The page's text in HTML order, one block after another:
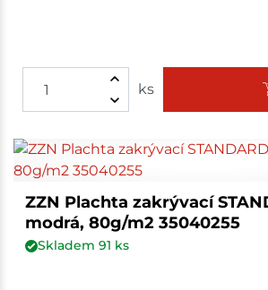
ks
ZZN Plachta zakrývací
modrá, 80g/m2 35040255
Skladem 91 ks